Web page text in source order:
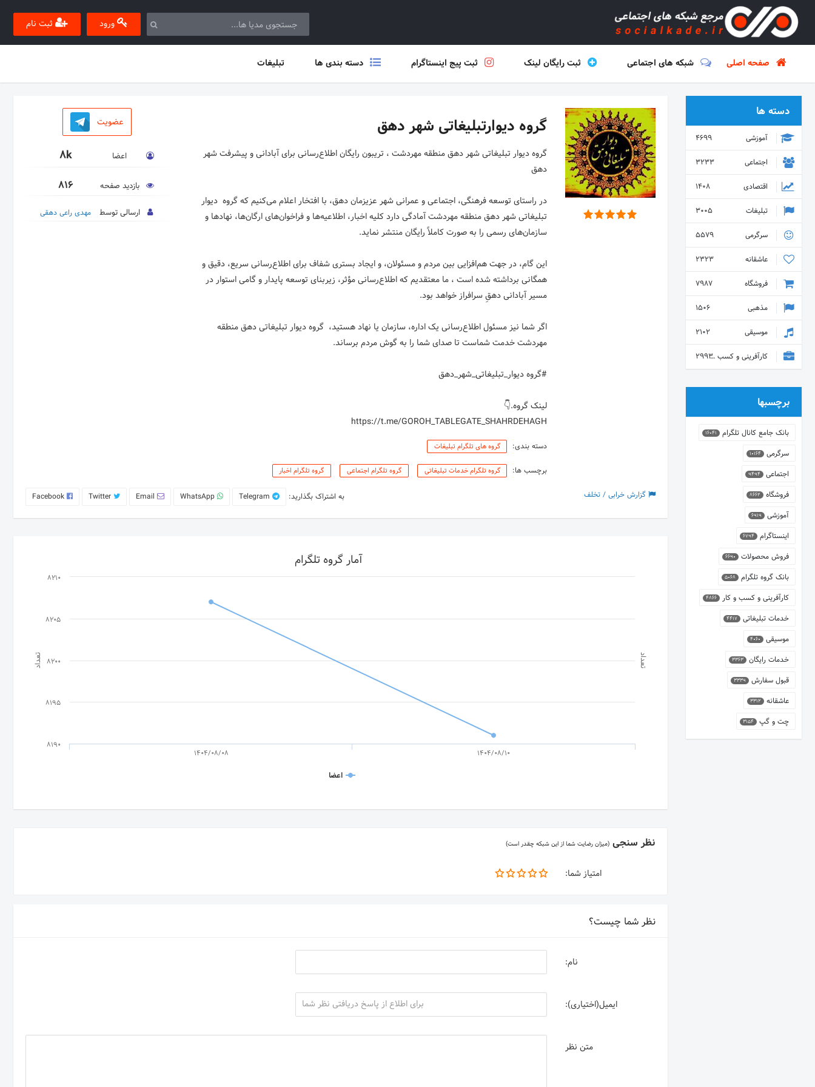
ورود ثبت نام
صفحه اصلی شبکه های اجتماعی ثبت رایگان لینک ثبت پیج اینستاگرام دسته بندی ها تبلیغات
گروه دیوارتبلیغاتی شهر دهق
‌گروه دیوار تبلیغاتی شهر دهق منطقه مهردشت ، تریبون رایگان اطلاع‌رسانی برای آبادانی و پیشرفت شهر
دهق
در راستای توسعه فرهنگی، اجتماعی و عمرانی شهر عزیزمان دهق، با افتخار اعلام می‌کنیم که گروه دیوار
تبلیغاتی شهر دهق منطقه مهردشت آمادگی دارد کلیه اخبار، اطلاعیه‌ها و فراخوان‌های ارگان‌ها، نهادها و
این گام، در جهت هم‌افزایی بین مردم و مسئولان، و ایجاد بستری شفاف برای اطلاع‌رسانی سریع، دقیق و
همگانی برداشته شده است ، ما معتقدیم که اطلاع‌رسانی مؤثر، زیربنای توسعه پایدار و گامی استوار در
اگر شما نیز مسئول اطلاع‌رسانی یک اداره، سازمان یا نهاد هستید، گروه دیوار تبلیغاتی دهق منطقه
#گروه دیوار_تبلیغاتی_شهر_دهق
https://t.me/GOROH_TABLEGATE_SHAHRDEHAGH
دسته بندی: گروه های تلگرام تبلیغات
برچسب ها: گروه تلگرام خدمات تبلیغاتی گروه تلگرام اجتماعی گروه تلگرام اخبار
عضویت
اعضا 8k
بازدید صفحه 816
ارسالی توسط مهدی راعی دهقی
به اشتراک بگذارید: Telegram
WhatsApp
Email
Twitter
Facebook گزارش خرابی / تخلف
تعداد تعداد
آمار گروه تلگرام
اعضا
1404/08/08 1404/08/10
8190
8195
8200
8205
8210
نظر سنجی(میزان رضایت شما از این شبکه چقدر است)
امتیاز شما:
نظر شما چیست؟
نام:
ایمیل(اختیاری):
متن نظر
دسته ها
آموزشی
4699
اجتماعی
3233
اقتصادی
1408
تبلیغات
3005
سرگرمی
5579
عاشقانه
2323
فروشگاه
7987
مذهبی
1506
موسیقی
2102
کارآفرینی و کسب و کار 2993
برچسبها
بانک جامع کانال تلگرام 16041
سرگرمی 10164
اجتماعی 9494
فروشگاه 8662
آموزشی 6919
اینستاگرام 6794
فروش محصولات 6690
بانک گروه تلگرام 5068
کارآفرینی و کسب و کار 4866
خدمات تبلیغاتی 4417
موسیقی 4060
خدمات رایگان 3363
قبول سفارش 3339
عاشقانه 3312
چت و گپ 3154